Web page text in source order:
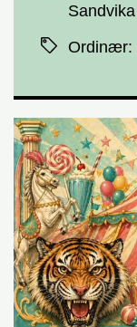
Sandvika
Ordinær: